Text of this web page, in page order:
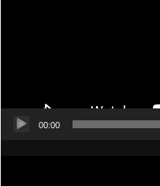
00:00